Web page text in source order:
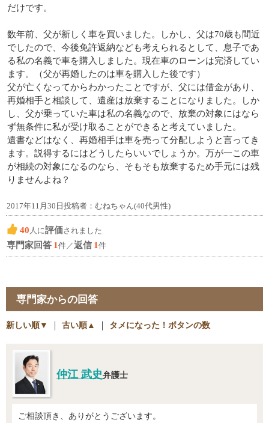
だけです。
数年前、父が新しく車を買いました。しかし、父は70歳も間近
でしたので、今後免許返納なども考えられるとして、息子であ
る私の名義で車を購入しました。現在車のローンは完済してい
ます。（父が再婚したのは車を購入した後です）
父が亡くなってからわかったことですが、父には借金があり、
再婚相手と相談して、遺産は放棄することになりました。しか
し、父が乗っていた車は私の名義なので、放棄の対象にはなら
ず無条件に私が受け取ることができると考えていました。
遺書などはなく、再婚相手は車を売って分配しようと言ってき
ます。説得するにはどうしたらいいでしょうか。万が一この車
が相続の対象になるのなら、そもそも放棄するため手元には残
りませんよね？
2017年11月30日投稿者：むねちゃん(40代男性)
40 人に評価されました
専門家回答 1件／返信 1件
専門家からの回答
新しい順▼ ｜ 古い順▲ ｜ タメになった！ボタンの数
仲江 武史弁護士
ご相談頂き、ありがとうございます。